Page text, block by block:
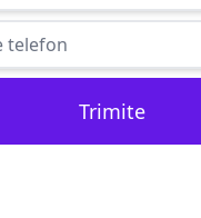
Trimite